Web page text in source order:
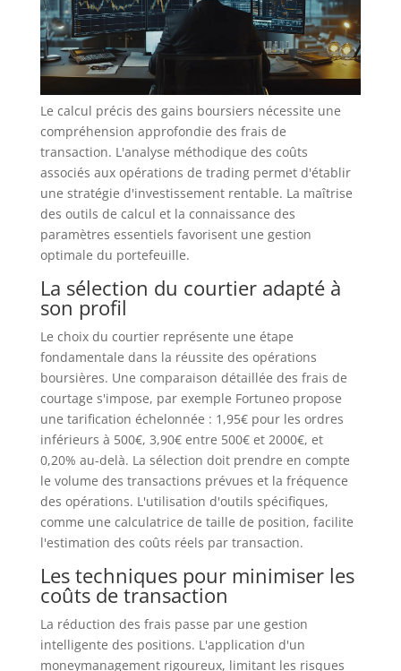
Le calcul précis des gains boursiers nécessite une
compréhension approfondie des frais de
transaction. L'analyse méthodique des coûts
associés aux opérations de trading permet d'établir
une stratégie d'investissement rentable. La maîtrise
des outils de calcul et la connaissance des
paramètres essentiels favorisent une gestion
optimale du portefeuille.
La sélection du courtier adapté à
son profil
Le choix du courtier représente une étape
fondamentale dans la réussite des opérations
boursières. Une comparaison détaillée des frais de
courtage s'impose, par exemple Fortuneo propose
une tarification échelonnée : 1,95€ pour les ordres
inférieurs à 500€, 3,90€ entre 500€ et 2000€, et
0,20% au-delà. La sélection doit prendre en compte
le volume des transactions prévues et la fréquence
des opérations. L'utilisation d'outils spécifiques,
comme une calculatrice de taille de position, facilite
l'estimation des coûts réels par transaction.
Les techniques pour minimiser les
coûts de transaction
La réduction des frais passe par une gestion
intelligente des positions. L'application d'un
moneymanagement rigoureux, limitant les risques